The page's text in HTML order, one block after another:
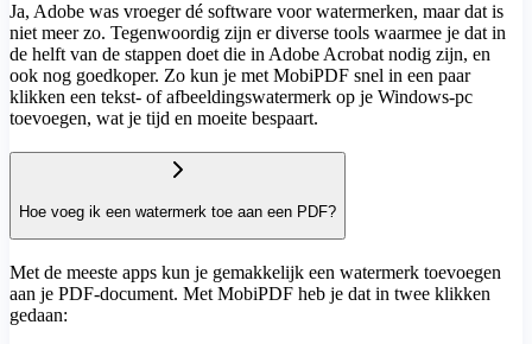
Ja, Adobe was vroeger dé software voor watermerken, maar dat is
niet meer zo. Tegenwoordig zijn er diverse tools waarmee je dat in
de helft van de stappen doet die in Adobe Acrobat nodig zijn, en
ook nog goedkoper. Zo kun je met MobiPDF snel in een paar
klikken een tekst- of afbeeldingswatermerk op je Windows-pc
toevoegen, wat je tijd en moeite bespaart.
Hoe voeg ik een watermerk toe aan een PDF?
Met de meeste apps kun je gemakkelijk een watermerk toevoegen
aan je PDF-document. Met MobiPDF heb je dat in twee klikken
gedaan: